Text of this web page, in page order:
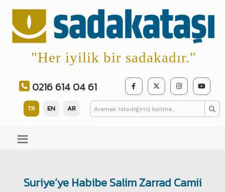
"Her iyilik bir sadakadır."
0216 614 04 61
AR
EN
TR
Suriye’ye Habibe Salim Zarrad Camii